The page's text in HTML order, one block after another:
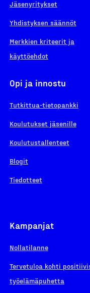
Jäsenyritykset
Yhdistyksen säännöt
Merkkien kriteerit ja
käyttöehdot
Opi ja innostu
Tutkittua-tietopankki
Koulutukset jäsenille
Koulutustallenteet
Blogit
Tiedotteet
Kampanjat
Nollatilanne
Tervetuloa kohti
työelämäpuhetta